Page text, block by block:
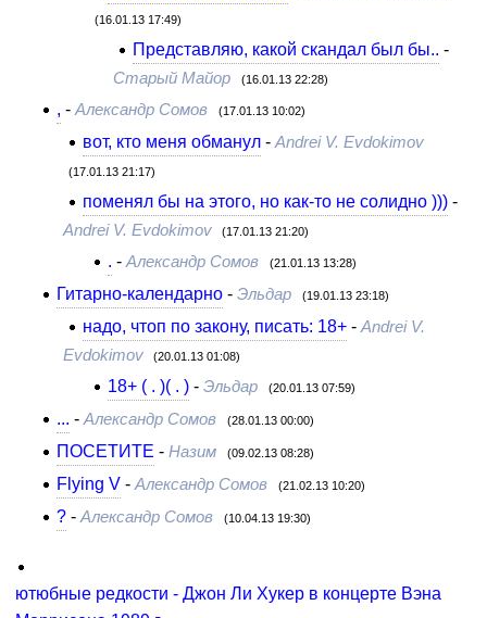
(16.01.13 17:49)
Представляю, какой скандал был бы.. -
Старый Майор (16.01.13 22:28)
, -Александр Сомов (17.01.13 10:02)
вот, кто меня обманул- Andrei V. Evdokimov
(17.01.13 21:17)
поменял бы на этого, но как-то не солидно )))-
Andrei V. Evdokimov (17.01.13 21:20)
. - Александр Сомов (21.01.13 13:28)
Гитарно-календарно -Эльдар (19.01.13 23:18)
надо, чтоп по закону, писать: 18+- Andrei V.
Evdokimov
(20.01.13 01:08)
18+ ( . )( . )- Эльдар (20.01.13 07:59)
... -Александр Сомов (28.01.13 00:00)
ПОСЕТИТЕ -Назим (09.02.13 08:28)
Flying V -Александр Сомов (21.02.13 10:20)
? -Александр Сомов (10.04.13 19:30)
ютюбные редкости - Джон Ли Хукер в концерте Вэна